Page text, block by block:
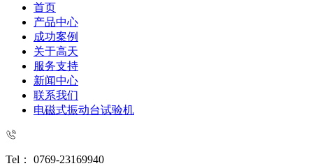
首页
产品中心
成功案例
关于高天
服务支持
新闻中心
联系我们
电磁式振动台试验机
Tel： 0769-23169940